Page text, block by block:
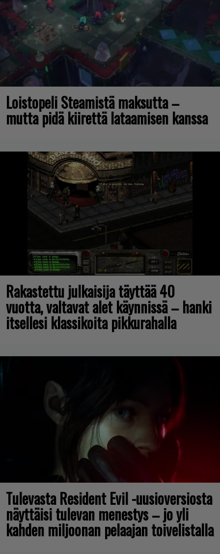
Loistopeli Steamistä maksutta –
mutta pidä kiirettä lataamisen kanssa
Rakastettu julkaisija täyttää 40
vuotta, valtavat alet käynnissä – hanki
itsellesi klassikoita pikkurahalla
Tulevasta Resident Evil -uusioversiosta
näyttäisi tulevan menestys – jo yli
kahden miljoonan pelaajan toivelistalla